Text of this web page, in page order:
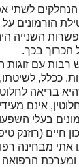
לשתי
הורמונים
השנייה
הכרוך בכך.
רבות עם זוגות
ככלל,
בריאה
אינם
בעלי
חיים (רוזנק
אתי מבחינה
ומערכת הרפואה